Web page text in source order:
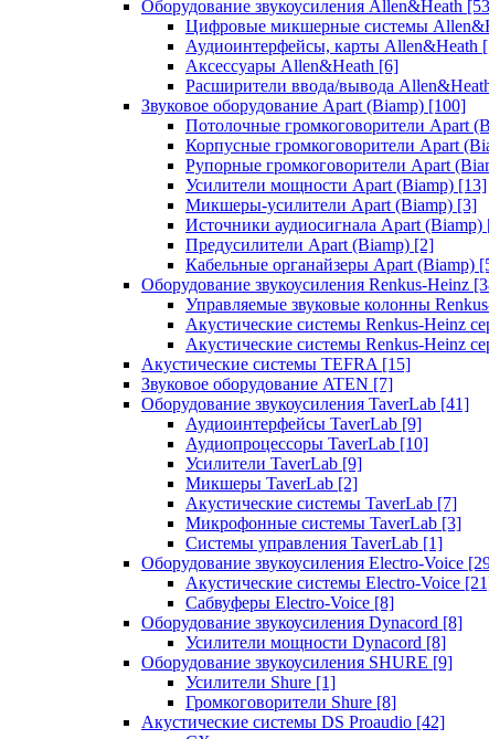
Оборудование звукоусиления Allen&Heath
Цифровые микшерные системы
Аудиоинтерфейсы, карты Allen&Heath
Аксессуары Allen&Heath [6]
Расширители ввода/вывода
Звуковое оборудование Apart (Biamp) [100]
Потолочные громкоговорители Apart
Корпусные громкоговорители Apart
Рупорные громкоговорители Apart
Усилители мощности Apart (Biamp) [13]
Микшеры-усилители Apart (Biamp) [3]
Источники аудиосигнала Apart (Biamp)
Предусилители Apart (Biamp) [2]
Кабельные органайзеры Apart (Biamp)
Оборудование звукоусиления Renkus-Heinz
Управляемые звуковые колонны
Акустические системы Renkus-Heinz
Акустические системы Renkus-Heinz
Акустические системы TEFRA [15]
Звуковое оборудование ATEN [7]
Оборудование звукоусиления TaverLab [41]
Аудиоинтерфейсы TaverLab [9]
Аудиопроцессоры TaverLab [10]
Усилители TaverLab [9]
Микшеры TaverLab [2]
Акустические системы TaverLab [7]
Микрофонные системы TaverLab [3]
Системы управления TaverLab [1]
Оборудование звукоусиления Electro-Voice
Акустические системы Electro-Voice
Сабвуферы Electro-Voice [8]
Оборудование звукоусиления Dynacord [8]
Усилители мощности Dynacord [8]
Оборудование звукоусиления SHURE [9]
Усилители Shure [1]
Громкоговорители Shure [8]
Акустические системы DS Proaudio [42]